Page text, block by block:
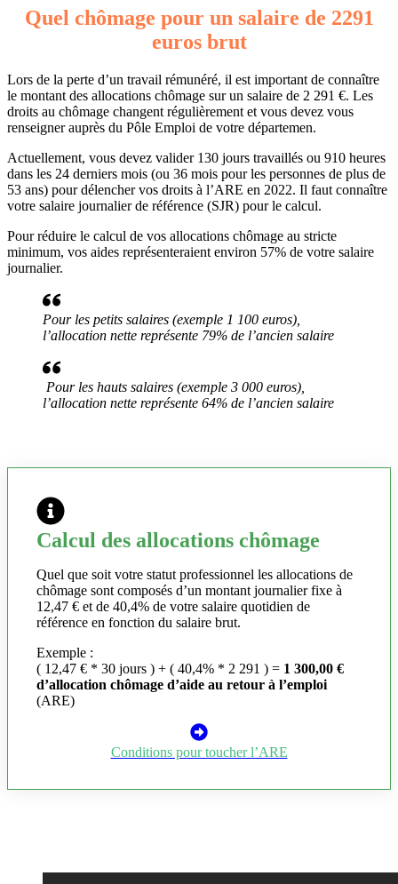
Quel chômage pour un salaire de 2291
euros brut
Lors de la perte d’un travail rémunéré, il est important de connaître
le montant des allocations chômage sur un salaire de 2 291 €. Les
droits au chômage changent régulièrement et vous devez vous
renseigner auprès du Pôle Emploi de votre départemen.
Actuellement, vous devez valider 130 jours travaillés ou 910 heures
dans les 24 derniers mois (ou 36 mois pour les personnes de plus de
53 ans) pour délencher vos droits à l’ARE en 2022. Il faut connaître
votre salaire journalier de référence (SJR) pour le calcul.
Pour réduire le calcul de vos allocations chômage au stricte
minimum, vos aides représenteraient environ 57% de votre salaire
journalier.
Pour les petits salaires (exemple 1 100 euros),
l’allocation nette représente 79% de l’ancien salaire
Pour les hauts salaires (exemple 3 000 euros),
l’allocation nette représente 64% de l’ancien salaire
Calcul des allocations chômage
Quel que soit votre statut professionnel les allocations de
chômage sont composés d’un montant journalier fixe à
12,47 € et de 40,4% de votre salaire quotidien de
référence en fonction du salaire brut.
Exemple :
( 12,47 € * 30 jours ) + ( 40,4% * 2 291 ) = 1 300,00 €
d’allocation chômage d’aide au retour à l’emploi
(ARE)
Conditions pour toucher l’ARE